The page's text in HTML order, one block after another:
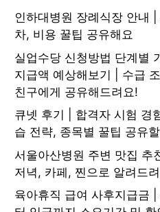
인하대병원 장례식장 안내 |
차, 비용 꿀팁 공유해요
실업수당 신청방법 단계별
지급액 예상해보기 | 수급
친구에게 공유해드려요!
큐넷 후기 | 합격자 시험 경
습 전략, 종목별 꿀팁 공유
서울아산병원 주변 맛집 추
저녁, 카페, 찐으로 알려드
육아휴직 급여 사후지급금 |